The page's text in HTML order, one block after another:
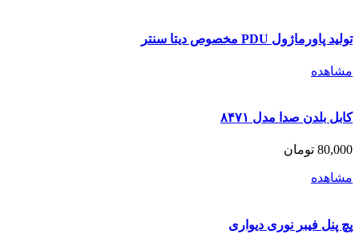
تولید پاورماژول PDU مخصوص دیتا سنتر
مشاهده
کابل بلدن صدا مدل ۸۴۷۱
80,000 تومان
مشاهده
پچ پنل فیبر نوری دیواری